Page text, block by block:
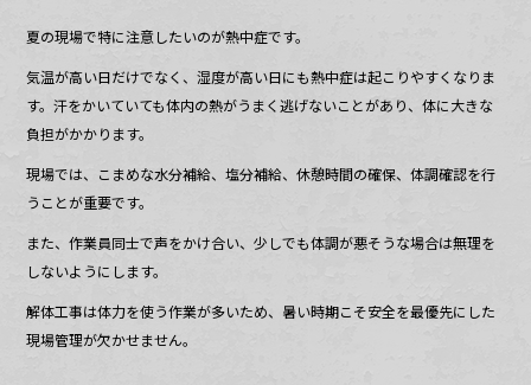
夏の現場で特に注意したいのが熱中症です。
気温が高い日だけでなく、湿度が高い日にも熱中症は起こりやすくなりま
す。汗をかいていても体内の熱がうまく逃げないことがあり、体に大きな
負担がかかります。
現場では、こまめな水分補給、塩分補給、休憩時間の確保、体調確認を行
うことが重要です。
また、作業員同士で声をかけ合い、少しでも体調が悪そうな場合は無理を
しないようにします。
解体工事は体力を使う作業が多いため、暑い時期こそ安全を最優先にした
現場管理が欠かせません。